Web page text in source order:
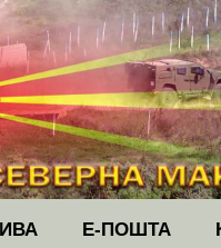
Е-ПОШТА